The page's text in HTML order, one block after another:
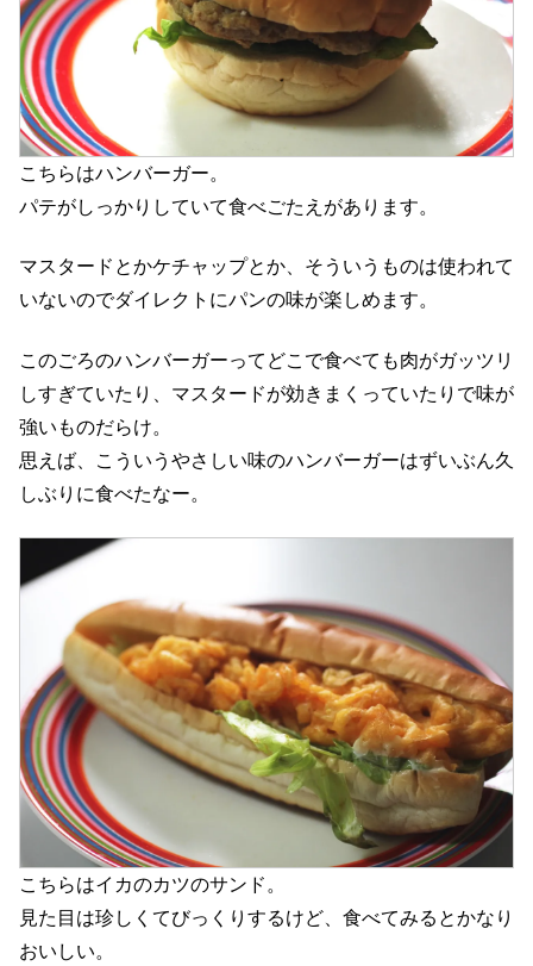
こちらはハンバーガー。
パテがしっかりしていて食べごたえがあります。
マスタードとかケチャップとか、そういうものは使われて
いないのでダイレクトにパンの味が楽しめます。
このごろのハンバーガーってどこで食べても肉がガッツリ
しすぎていたり、マスタードが効きまくっていたりで味が
強いものだらけ。
思えば、こういうやさしい味のハンバーガーはずいぶん久
しぶりに食べたなー。
こちらはイカのカツのサンド。
見た目は珍しくてびっくりするけど、食べてみるとかなり
おいしい。